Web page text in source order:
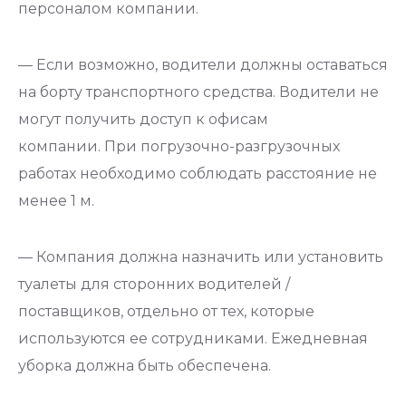
персоналом компании.
— Если возможно, водители должны оставаться
на борту транспортного средства. Водители не
могут получить доступ к офисам
компании. При погрузочно-разгрузочных
работах необходимо соблюдать расстояние не
менее 1 м.
— Компания должна назначить или установить
туалеты для сторонних водителей /
поставщиков, отдельно от тех, которые
используются ее сотрудниками. Ежедневная
уборка должна быть обеспечена.